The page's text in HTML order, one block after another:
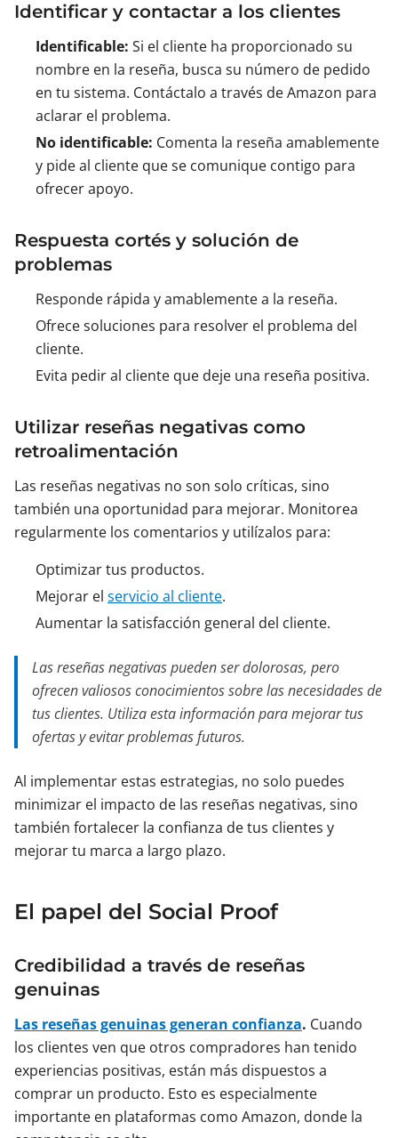
Identificar y contactar a los clientes
Identificable: Si el cliente ha proporcionado su
nombre en la reseña, busca su número de pedido
en tu sistema. Contáctalo a través de Amazon para
aclarar el problema.
No identificable: Comenta la reseña amablemente
y pide al cliente que se comunique contigo para
ofrecer apoyo.
Respuesta cortés y solución de
problemas
Responde rápida y amablemente a la reseña.
Ofrece soluciones para resolver el problema del
cliente.
Evita pedir al cliente que deje una reseña positiva.
Utilizar reseñas negativas como
retroalimentación
Las reseñas negativas no son solo críticas, sino
también una oportunidad para mejorar. Monitorea
regularmente los comentarios y utilízalos para:
Optimizar tus productos.
Mejorar el servicio al cliente.
Aumentar la satisfacción general del cliente.
Las reseñas negativas pueden ser dolorosas, pero
ofrecen valiosos conocimientos sobre las necesidades de
tus clientes. Utiliza esta información para mejorar tus
ofertas y evitar problemas futuros.
Al implementar estas estrategias, no solo puedes
minimizar el impacto de las reseñas negativas, sino
también fortalecer la confianza de tus clientes y
mejorar tu marca a largo plazo.
El papel del Social Proof
Credibilidad a través de reseñas
genuinas
Las reseñas genuinas generan confianza. Cuando
los clientes ven que otros compradores han tenido
experiencias positivas, están más dispuestos a
comprar un producto. Esto es especialmente
importante en plataformas como Amazon, donde la